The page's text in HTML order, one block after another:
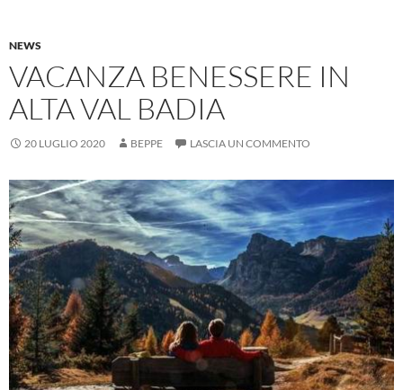
NEWS
VACANZA BENESSERE IN
ALTA VAL BADIA
20 LUGLIO 2020 BEPPE LASCIA UN COMMENTO